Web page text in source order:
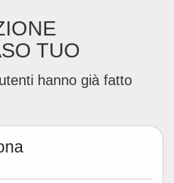
TUO
hanno già fatto